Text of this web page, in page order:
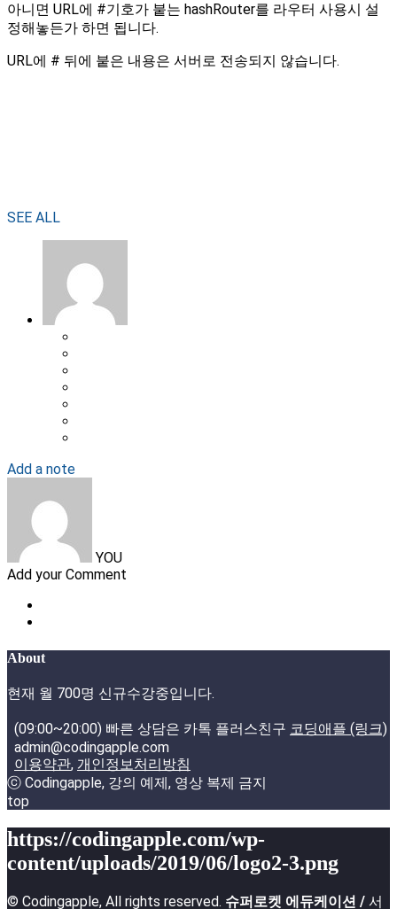
아니면 URL에 #기호가 붙는 hashRouter를 라우터 사용시 설
정해놓든가 하면 됩니다.
URL에 # 뒤에 붙은 내용은 서버로 전송되지 않습니다.
SEE ALL
Add a note
YOU
Add your Comment
About
현재 월 700명 신규수강중입니다.
(09:00~20:00) 빠른 상담은 카톡 플러스친구 코딩애플 (링크)
admin@codingapple.com
이용약관, 개인정보처리방침
ⓒ Codingapple, 강의 예제, 영상 복제 금지
top
https://codingapple.com/wp-
content/uploads/2019/06/logo2-3.png
© Codingapple, All rights reserved. 슈퍼로켓 에듀케이션 / 서